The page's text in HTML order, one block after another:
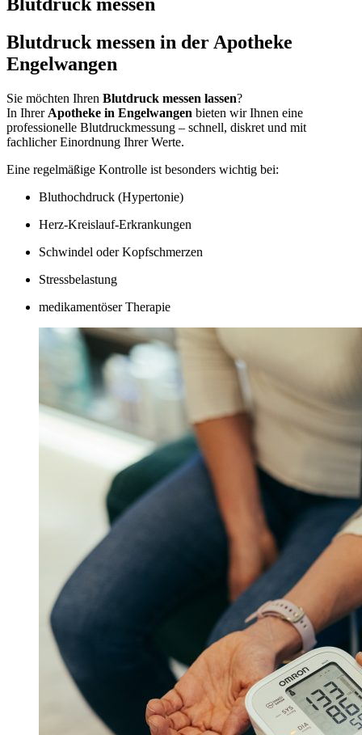
Blutdruck messen in der Apotheke
Engelwangen
Sie möchten Ihren Blutdruck messen lassen?
In Ihrer Apotheke in Engelwangen bieten wir Ihnen eine
professionelle Blutdruckmessung – schnell, diskret und mit
fachlicher Einordnung Ihrer Werte.
Eine regelmäßige Kontrolle ist besonders wichtig bei:
Bluthochdruck (Hypertonie)
Herz-Kreislauf-Erkrankungen
Schwindel oder Kopfschmerzen
Stressbelastung
medikamentöser Therapie